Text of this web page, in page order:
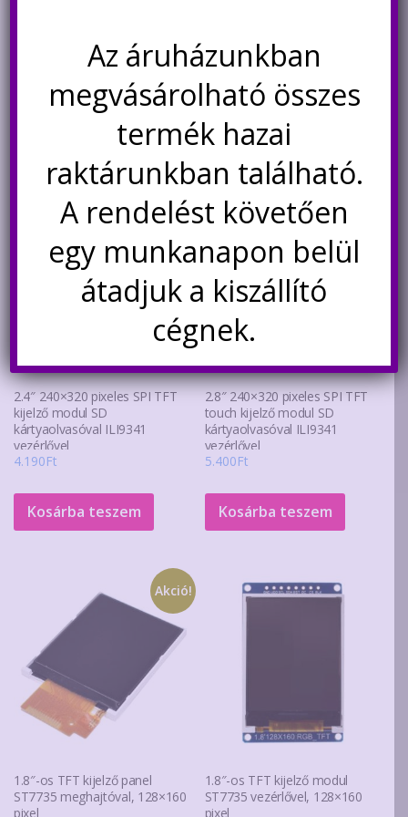
Kosárba teszem Nincs készleten
Értesítésetek ha
újra elérhető
2.4″ 240×320 pixeles SPI TFT
kijelző modul SD
kártyaolvasóval ILI9341
vezérlővel
4.190Ft
Kosárba teszem
2.8″ 240×320 pixeles SPI TFT
touch kijelző modul SD
kártyaolvasóval ILI9341
vezérlővel
5.400Ft
Kosárba teszem
Akció!
1.8″-os TFT kijelző panel
ST7735 meghajtóval, 128×160
pixel
1.8″-os TFT kijelző modul
ST7735 vezérlővel, 128×160
pixel
Az áruházunkban
megvásárolható összes
termék hazai
raktárunkban található.
A rendelést követően
egy munkanapon belül
átadjuk a kiszállító
cégnek.